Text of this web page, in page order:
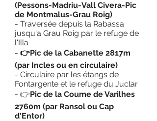
(Pessons-Madriu-Vall Civera-Pic
de Montmalus-Grau Roig)
- Traversée depuis la Rabassa
jusqu'a Grau Roig par le refuge de
l'Illa
- 👉Pic de la Cabanette 2817m
(par Incles ou en circulaire)
- Circulaire par les étangs de
Fontargente et le refuge du Juclar
- 👉Pic de la Coume de Varilhes
2760m (par Ransol ou Cap
d'Entor)